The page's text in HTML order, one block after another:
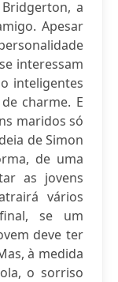
a
Apesar
interessam
inteligentes
charme. E
maridos só
de Simon
de uma
as jovens
vários
se um
deve ter
à medida
o sorriso